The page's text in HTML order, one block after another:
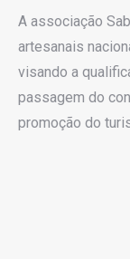
A associação
artesanais
visando a
passagem do
promoção do